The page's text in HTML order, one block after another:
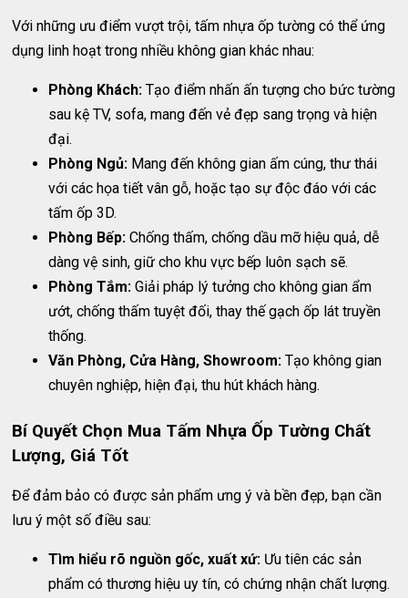
Với những ưu điểm vượt trội, tấm nhựa ốp tường có thể ứng
dụng linh hoạt trong nhiều không gian khác nhau:
Phòng Khách: Tạo điểm nhấn ấn tượng cho bức tường
sau kệ TV, sofa, mang đến vẻ đẹp sang trọng và hiện
đại.
Phòng Ngủ: Mang đến không gian ấm cúng, thư thái
với các họa tiết vân gỗ, hoặc tạo sự độc đáo với các
tấm ốp 3D.
Phòng Bếp: Chống thấm, chống dầu mỡ hiệu quả, dễ
dàng vệ sinh, giữ cho khu vực bếp luôn sạch sẽ.
Phòng Tắm: Giải pháp lý tưởng cho không gian ẩm
ướt, chống thấm tuyệt đối, thay thế gạch ốp lát truyền
thống.
Văn Phòng, Cửa Hàng, Showroom: Tạo không gian
chuyên nghiệp, hiện đại, thu hút khách hàng.
Bí Quyết Chọn Mua Tấm Nhựa Ốp Tường Chất
Lượng, Giá Tốt
Để đảm bảo có được sản phẩm ưng ý và bền đẹp, bạn cần
lưu ý một số điều sau:
Tìm hiểu rõ nguồn gốc, xuất xứ: Ưu tiên các sản
phẩm có thương hiệu uy tín, có chứng nhận chất lượng.